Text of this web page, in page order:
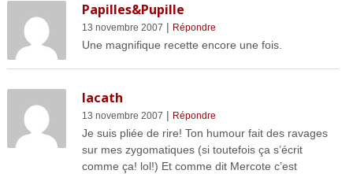
Papilles&Pupille
13 novembre 2007 | Répondre
Une magnifique recette encore une fois.
lacath
13 novembre 2007 | Répondre
Je suis pliée de rire! Ton humour fait des ravages
sur mes zygomatiques (si toutefois ça s’écrit
comme ça! lol!) Et comme dit Mercote c’est